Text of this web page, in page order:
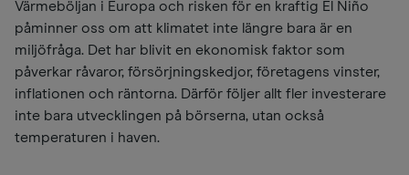
Värmeböljan i Europa och risken för en kraftig El Niño
påminner oss om att klimatet inte längre bara är en
miljöfråga. Det har blivit en ekonomisk faktor som
påverkar råvaror, försörjningskedjor, företagens vinster,
inflationen och räntorna. Därför följer allt fler investerare
inte bara utvecklingen på börserna, utan också
temperaturen i haven.